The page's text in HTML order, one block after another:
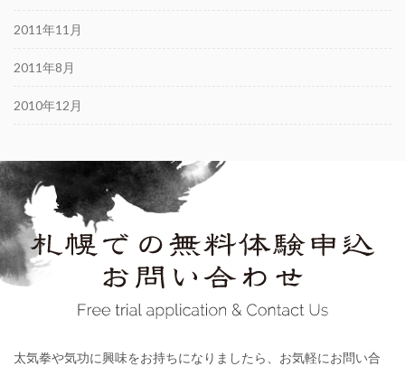
2011年11月
2011年8月
2010年12月
太気拳や気功に興味をお持ちになりましたら、お気軽にお問い合